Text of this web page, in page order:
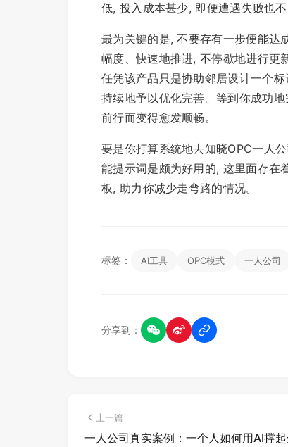
低, 投入成本甚少, 即便遭遇失败也不
最为关键的是, 不要存有一步便能达
幅度、快速地推进, 不停歇地进行更
任凭该产品只是协助邻居设计一个
持续地予以优化完善。等到你成功
前行而变得愈发顺畅。
要是你打算系统地去知晓OPC一人
能提示词是颇为好用的, 这里面存在
板, 助力你减少走弯路的情况。
标签： AI工具 OPC模式 一人公司
分享到：
上一篇
一人公司真实案例：一个人如何用AI撑